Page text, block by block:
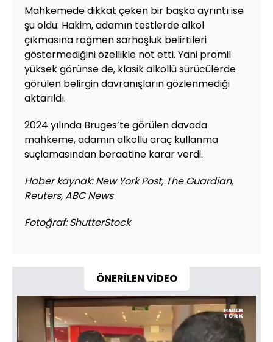
Mahkemede dikkat çeken bir başka ayrıntı ise
şu oldu: Hakim, adamın testlerde alkol
çıkmasına rağmen sarhoşluk belirtileri
göstermediğini özellikle not etti. Yani promil
yüksek görünse de, klasik alkollü sürücülerde
görülen belirgin davranışların gözlenmediği
aktarıldı.
2024 yılında Bruges’te görülen davada
mahkeme, adamın alkollü araç kullanma
suçlamasından beraatine karar verdi.
Haber kaynak: New York Post, The Guardian,
Reuters, ABC News
Fotoğraf: ShutterStock
ÖNERİLEN VİDEO